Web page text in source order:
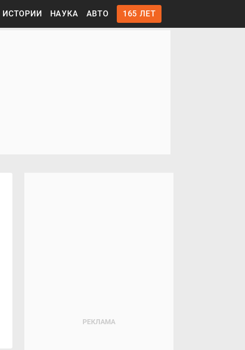
ИСТОРИИ НАУКА АВТО 165 ЛЕТ